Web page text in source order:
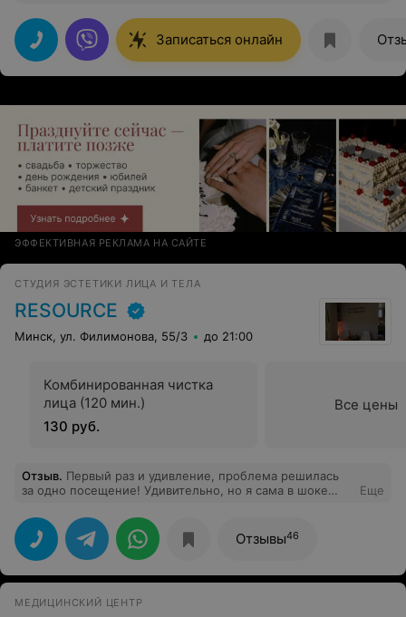
Записаться онлайн
ЭФФЕКТИВНАЯ РЕКЛАМА НА САЙТЕ
СТУДИЯ ЭСТЕТИКИ ЛИЦА И ТЕЛА
RESOURCE
Минск, ул. Филимонова, 55/3 до 21:00
Комбинированная чистка
лица (120 мин.)
130 руб.
Все цены
Отзыв. Первый раз и удивление, проблема решилась
за одно посещение! Удивительно, но я сама в шоке
Еще
Отзывы46
МЕДИЦИНСКИЙ ЦЕНТР